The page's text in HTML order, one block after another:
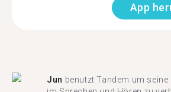
App
Jun benutzt Tandem um